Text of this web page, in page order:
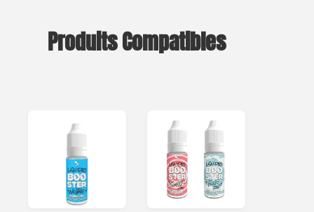
Produits Compatibles